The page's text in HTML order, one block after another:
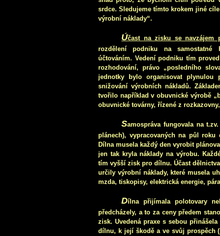
srdce. Sledujeme tímto krokem jiné
výrobní náklady“.
Účast na zisku se navzájem
rozdělení podniku na samostatné
účtováním. Vedení podniku tím
rozhodování, právo „posledního
jednotky bylo organisovat
snižování výrobních nákladů.
tvořilo například v obuvnické výrobě
obuvnické továrny, řízené z
Samospráva fungovala na
plánech), vypracovaných na půl
Dílna musela každý den vyrobit
jen tak kryla náklady na výrobu.
tím vyšší zisk pro dílnu. Účast
určily výrobní náklady, které musela
mzda, tiskopisy, elektrická energie,
Dílna přijímala polotovary
předcházely, a to za ceny předem
zisk. Uvedená praxe s sebou
dílnu, k její škodě a ve svůj prospěch